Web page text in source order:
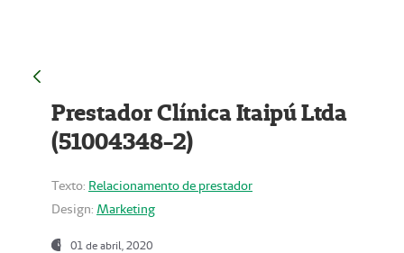
Prestador Clínica Itaipú Ltda
(51004348-2)
Texto: Relacionamento de prestador
Design: Marketing
01 de abril, 2020